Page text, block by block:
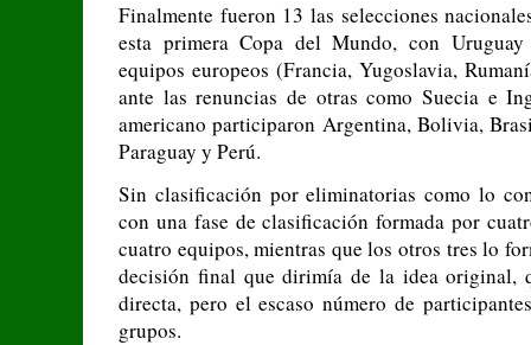
Finalmente fueron 13 las selecciones
esta primera Copa del Mundo, con
equipos europeos (Francia, Yugoslavia,
ante las renuncias de otras como Suecia e
americano participaron Argentina, Bolivia,
Paraguay y Perú.
Sin clasificación por eliminatorias como lo
con una fase de clasificación formada por
cuatro equipos, mientras que los otros tres lo
decisión final que dirimía de la idea original,
directa, pero el escaso número de
grupos.